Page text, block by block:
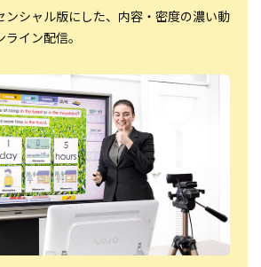
ンシャル版にした、内容・密度の濃い動
イン配信。